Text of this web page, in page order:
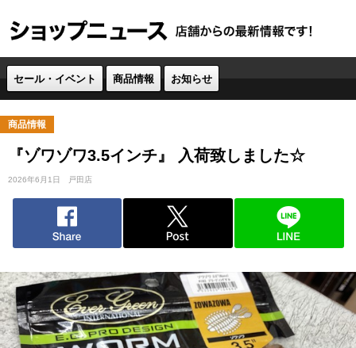
セール・イベント 商品情報 お知らせ
商品情報
『ゾワゾワ3.5インチ』 入荷致しました☆
2026年6月1日 戸田店